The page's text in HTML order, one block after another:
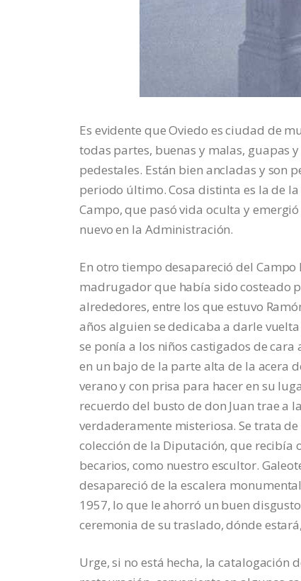
Es evidente que Oviedo es ciudad de
todas partes, buenas y malas, guapas
pedestales. Están bien ancladas y son
periodo último. Cosa distinta es la de
Campo, que pasó vida oculta y
nuevo en la Administración.
En otro tiempo desapareció del
madrugador que había sido costeado
alrededores, entre los que estuvo
años alguien se dedicaba a darle
se ponía a los niños castigados de
en un bajo de la parte alta de la acera
verano y con prisa para hacer en su
recuerdo del busto de don Juan trae a
verdaderamente misteriosa. Se trata
colección de la Diputación, que recibía
becarios, como nuestro escultor.
desapareció de la escalera
1957, lo que le ahorró un buen
ceremonia de su traslado, dónde
Urge, si no está hecha, la catalogación